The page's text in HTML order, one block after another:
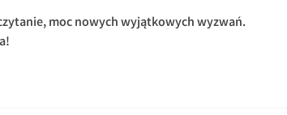
moc nowych wyjątkowych wyzwań.